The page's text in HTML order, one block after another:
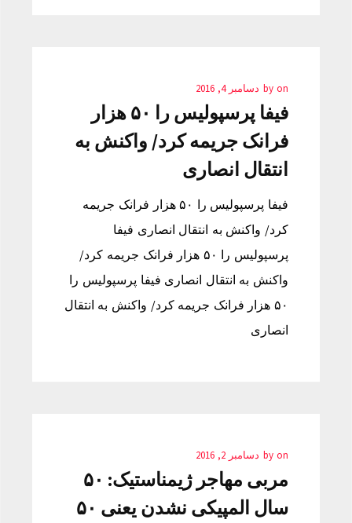
by on دسامبر 4, 2016
فیفا پرسپولیس را ۵۰ هزار
فرانک جریمه کرد/ واکنش به
انتقال انصاری
فیفا پرسپولیس را ۵۰ هزار فرانک جریمه
کرد/ واکنش به انتقال انصاری فیفا
پرسپولیس را ۵۰ هزار فرانک جریمه کرد/
واکنش به انتقال انصاری فیفا پرسپولیس را
۵۰ هزار فرانک جریمه کرد/ واکنش به انتقال
انصاری
by on دسامبر 2, 2016
مربی مهاجر ژیمناستیک: ۵۰
سال المپیکی نشدن یعنی ۵۰